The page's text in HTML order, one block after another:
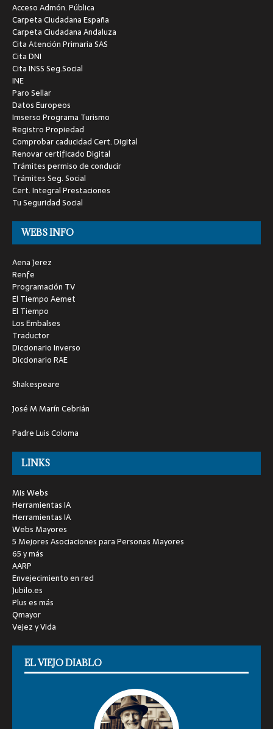
Acceso Admón. Pública
Carpeta Ciudadana España
Carpeta Ciudadana Andaluza
Cita Atención Primaria SAS
Cita DNI
Cita INSS Seg.Social
INE
Paro Sellar
Datos Europeos
Imserso Programa Turismo
Registro Propiedad
Comprobar caducidad Cert. Digital
Renovar certificado Digital
Trámites permiso de conducir
Trámites Seg. Social
Cert. Integral Prestaciones
Tu Seguridad Social
WEBS INFO
Aena Jerez
Renfe
Programación TV
El Tiempo Aemet
El Tiempo
Los Embalses
Traductor
Diccionario Inverso
Diccionario RAE
Shakespeare
José M Marín Cebrián
Padre Luis Coloma
LINKS
Mis Webs
Herramientas IA
Herramientas IA
Webs Mayores
5 Mejores Asociaciones para Personas Mayores
65 y más
AARP
Envejecimiento en red
Jubilo.es
Plus es más
Qmayor
Vejez y Vida
EL VIEJO DIABLO